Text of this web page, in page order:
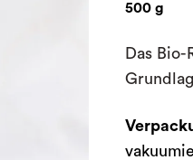
500 g
Das